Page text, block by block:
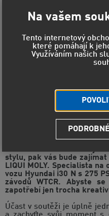
Červen 2020 – Pokud
stylu, pak vás bude
LIQUI MOLY. Specialista
vozu Hyundai i30 N s 275
závodů WTCR. Abyste
zapotřebí jen trocha
Účast v soutěži je úplně
Na vašem
Tento internetový
které pomáhají k
Využíváním našich